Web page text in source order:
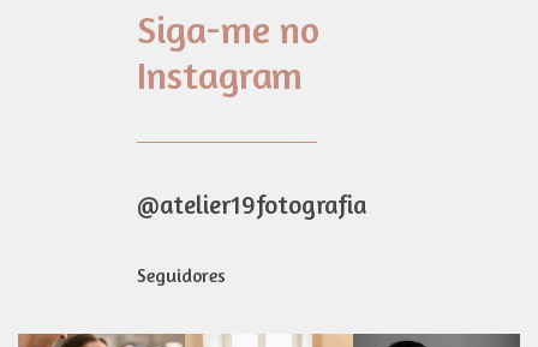
Siga-me no
Instagram
@atelier19fotografia
Seguidores